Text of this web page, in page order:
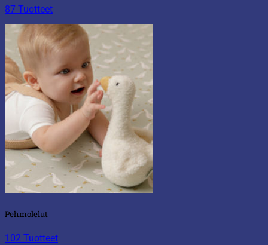
87 Tuotteet
Pehmolelut
102 Tuotteet